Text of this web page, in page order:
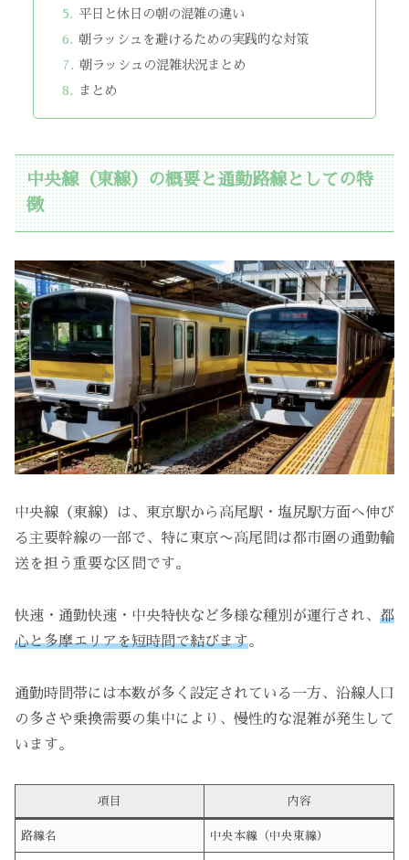
平日と休日の朝の混雑の違い
朝ラッシュを避けるための実践的な対策
朝ラッシュの混雑状況まとめ
まとめ
中央線（東線）の概要と通勤路線としての特
徴
中央線（東線）は、東京駅から高尾駅・塩尻駅方面へ伸び
る主要幹線の一部で、特に東京〜高尾間は都市圏の通勤輸
送を担う重要な区間です。
快速・通勤快速・中央特快など多様な種別が運行され、 都
心と多摩エリアを短時間で結びます。
通勤時間帯には本数が多く設定されている一方、沿線人口
の多さや乗換需要の集中により、慢性的な混雑が発生して
います。
項目 内容
路線名 中央本線（中央東線）